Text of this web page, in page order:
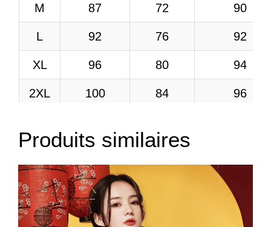
M 87 72 90
L 92 76 92
XL 96 80 94
2XL 100 84 96
Produits similaires